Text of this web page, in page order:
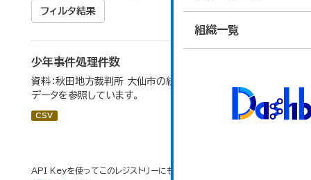
組織一覧
フィルタ結果
少年事件処理件数
資料：秋田地方裁判所 大仙市の統計「12-16 少年事件」の
データを参照しています。
CSV
API Keyを使ってこのレジストリーにもアクセス可能です